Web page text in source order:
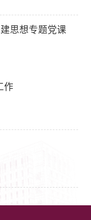
思想专题党课
作